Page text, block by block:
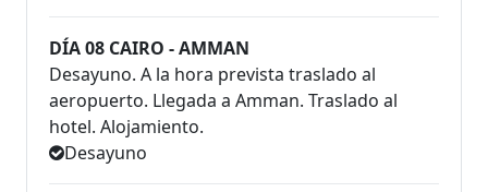
DÍA 08 CAIRO - AMMAN
Desayuno. A la hora prevista traslado al
aeropuerto. Llegada a Amman. Traslado al
hotel. Alojamiento.
Desayuno